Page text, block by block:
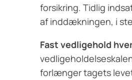
forsikring. Tidlig
af inddækningen, i
Fast vedligehold
forlænger tagets